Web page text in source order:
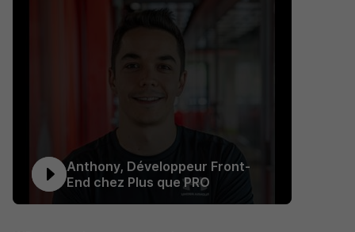
Anthony, Développeur Front-
End chez Plus que PRO